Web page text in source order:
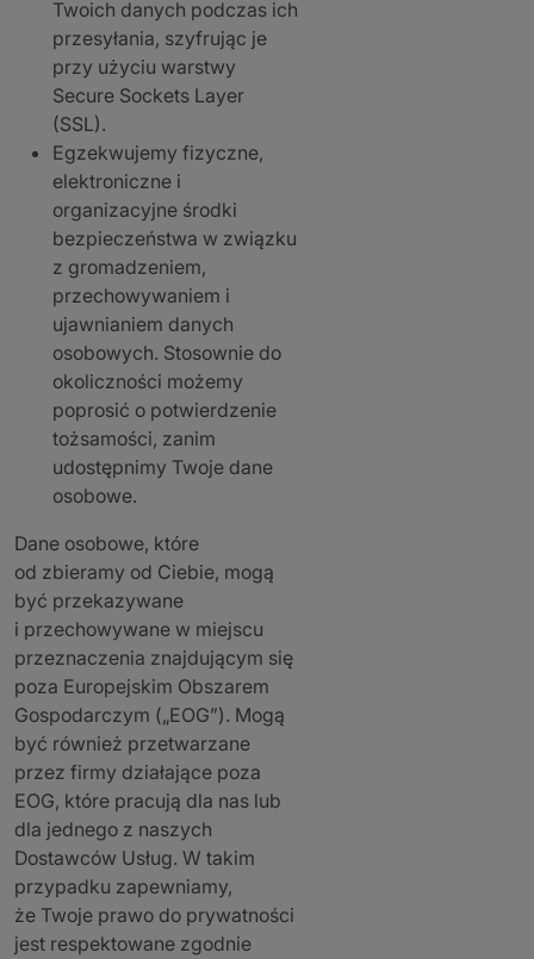
Twoich danych podczas ich
przesyłania, szyfrując je
przy użyciu warstwy
Secure Sockets Layer
(SSL).
Egzekwujemy fizyczne,
elektroniczne i
organizacyjne środki
bezpieczeństwa w związku
z gromadzeniem,
przechowywaniem i
ujawnianiem danych
osobowych. Stosownie do
okoliczności możemy
poprosić o potwierdzenie
tożsamości, zanim
udostępnimy Twoje dane
osobowe.
Dane osobowe, które
od zbieramy od Ciebie, mogą
być przekazywane
i przechowywane w miejscu
przeznaczenia znajdującym się
poza Europejskim Obszarem
Gospodarczym („EOG”). Mogą
być również przetwarzane
przez firmy działające poza
EOG, które pracują dla nas lub
dla jednego z naszych
Dostawców Usług. W takim
przypadku zapewniamy,
że Twoje prawo do prywatności
jest respektowane zgodnie